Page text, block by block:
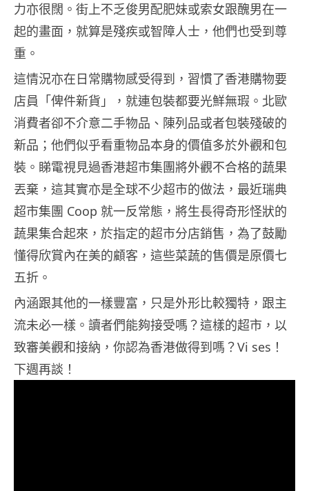
力亦很闊。街上不乏俊男配肥妹或索女跟醜男在一
起的畫面，就算是殘疾或智障人士，他們也受到尊
重。
這情況亦在日常購物感受得到，習慣了香港購物要
店員「俾件新貨」，就連包裝都要光鮮無瑕。北歐
消費者卻不介意二手物品、陳列品或者包裝殘破的
新品；他們似乎看重物品本身的價值多於外觀和包
裝。睇電視見過香港超市集團將外觀不合格的蔬果
丟棄，這其實亦是全球不少超市的做法，最近瑞典
超市集團 Coop 就一反常態，將生長得奇形怪狀的
蔬果集合起來，於指定的超市分店銷售，為了鼓勵
懂得欣賞內在美的顧客，這些菜蔬的售價是原價七
五折。
內涵跟其他的一樣豐富，只是外形比較獨特，跟主
流未必一樣。讀者們能夠接受嗎？這樣的超市，以
致審美觀和接納，你認為香港做得到嗎？Vi ses！
下週再談！